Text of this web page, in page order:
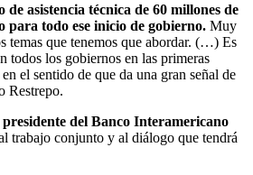
de asistencia técnica de 60 millones de
para todo ese inicio de gobierno. Muy
temas que tenemos que abordar. (…) Es
todos los gobiernos en las primeras
el sentido de que da una gran señal de
Restrepo.
del Banco Interamericano
trabajo conjunto y al diálogo que tendrá